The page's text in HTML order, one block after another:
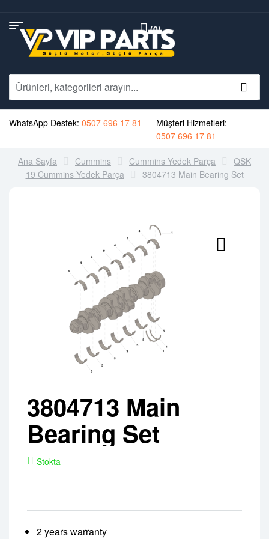
(0)
WhatsApp Destek: 0507 696 17 81
Müşteri Hizmetleri:
0507 696 17 81
Ana Sayfa Cummins Cummins Yedek Parça
QSK
19 Cummins Yedek Parça
3804713 Main Bearing Set
3804713 Main
Bearing Set
Stokta
2 years warranty